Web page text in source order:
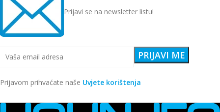
Prijavi se na newsletter listu!
Prijavom prihvaćate naše Uvjete korištenja